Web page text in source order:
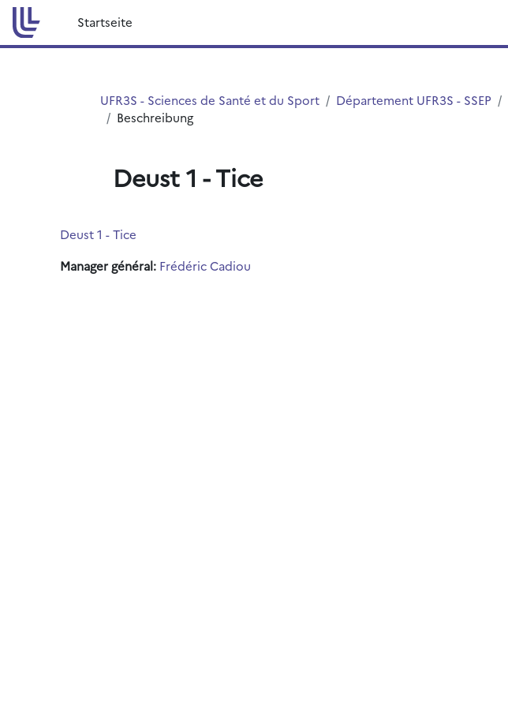
Zum Hauptinhalt
Startseite
UFR3S - Sciences de Santé et du Sport Département UFR3S - SSEP
Beschreibung
Deust 1 - Tice
Deust 1 - Tice
Manager général: Frédéric Cadiou